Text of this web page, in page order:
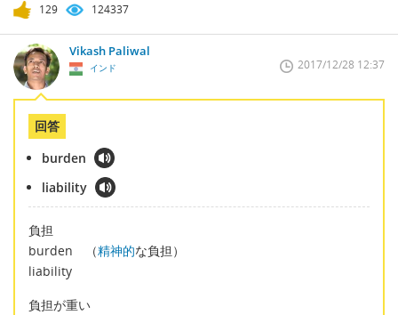
129 124337
Vikash Paliwal
インド 2017/12/28 12:37
回答
burden
liability
負担
burden （精神的な負担）
liability
負担が重い